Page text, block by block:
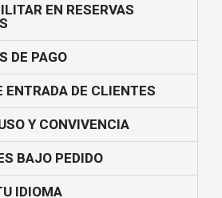
EN RESERVAS
DE PAGO
ENTRADA DE CLIENTES
Y CONVIVENCIA
BAJO PEDIDO
IDIOMA